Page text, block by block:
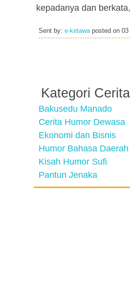
kepadanya dan
Sent by: e-ketawaposted on 03
Kategori
Bakusedu Manado
Cerita Humor Dewasa
Ekonomi dan Bisnis
Humor Bahasa Daerah
Kisah Humor Sufi
Pantun Jenaka